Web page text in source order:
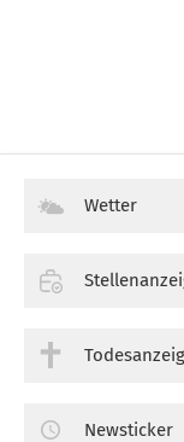
Wetter
Newsticker